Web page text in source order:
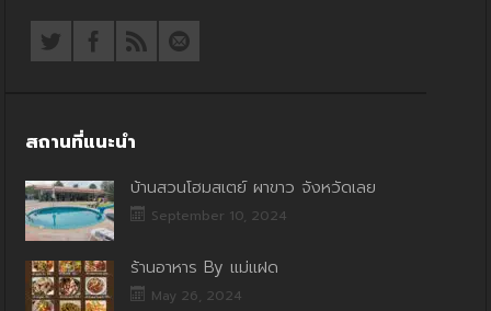
สถานที่แนะนำ
บ้านสวนโฮมสเตย์ ผาขาว จังหวัดเลย
September 10, 2024
ร้านอาหาร By แม่แฝด
May 26, 2024